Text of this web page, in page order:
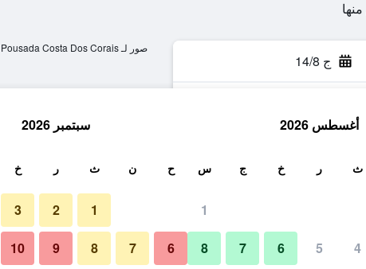
ج 14/8
صور لـ Pousada Costa Dos Corais
أغسطس 2026
ث ر خ ج س
1
4
5
6
7
8
سبتمبر 2026
ح ن ث ر خ
1
2
3
6
7
8
9
10